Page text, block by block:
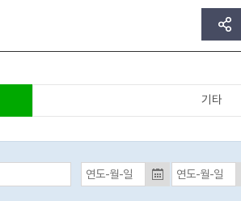
sns공유
기타
등록일자 검색 시작일 (입력예시:2017-01-01) 등록일자 검색 종료일 (입력예시:2017-01-01)